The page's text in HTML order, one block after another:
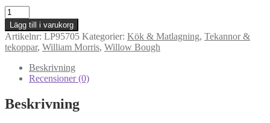
William
Morris
Willow
Bough
Tea
mängd
Lägg till i varukorg
Artikelnr: LP95705 Kategorier: Kök & Matlagning, Tekannor &
tekoppar, William Morris, Willow Bough
Beskrivning
Recensioner (0)
Beskrivning